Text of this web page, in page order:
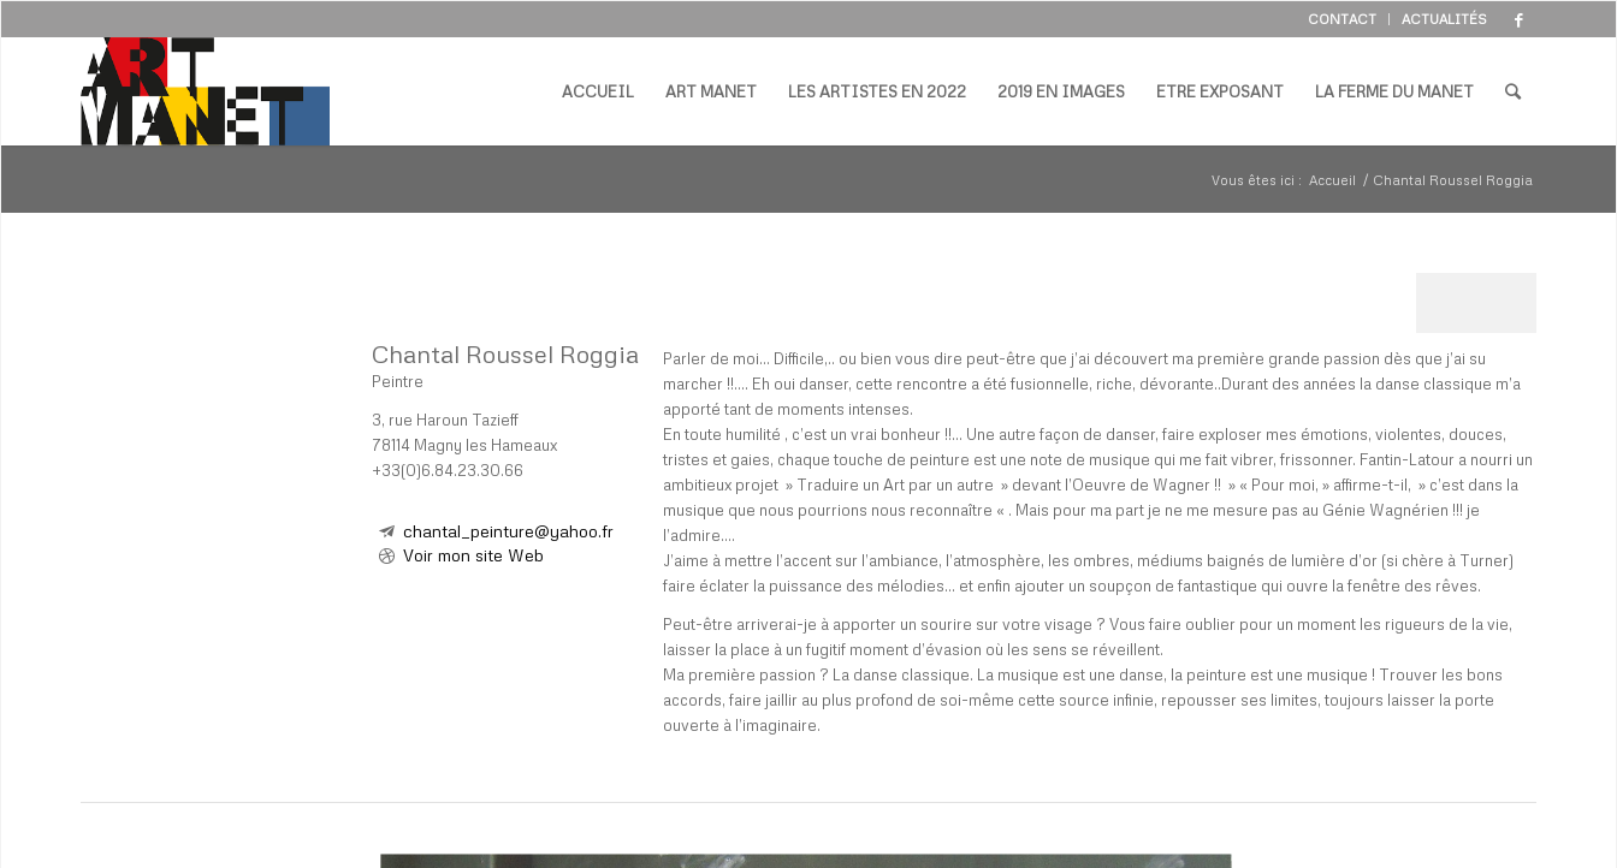
CONTACT ACTUALITÉS
ACCUEIL ART MANET LES ARTISTES EN 2022 2019 EN IMAGES ETRE EXPOSANT LA FERME DU MANET
Vous êtes ici : Accueil / Chantal Roussel Roggia
Chantal Roussel Roggia
Peintre
3, rue Haroun Tazieff
78114 Magny les Hameaux
+33(0)6.84.23.30.66
chantal_peinture@yahoo.fr
Voir mon site Web
Parler de moi… Difficile,.. ou bien vous dire peut-être que j’ai découvert ma première grande passion dès que j’ai su
marcher !!…. Eh oui danser, cette rencontre a été fusionnelle, riche, dévorante..Durant des années la danse classique m’a
apporté tant de moments intenses.
En toute humilité , c’est un vrai bonheur !!… Une autre façon de danser, faire exploser mes émotions, violentes, douces,
tristes et gaies, chaque touche de peinture est une note de musique qui me fait vibrer, frissonner. Fantin-Latour a nourri un
ambitieux projet » Traduire un Art par un autre » devant l’Oeuvre de Wagner !! » « Pour moi, » affirme-t-il, » c’est dans la
musique que nous pourrions nous reconnaître « . Mais pour ma part je ne me mesure pas au Génie Wagnérien !!! je
l’admire….
J’aime à mettre l’accent sur l’ambiance, l’atmosphère, les ombres, médiums baignés de lumière d’or (si chère à Turner)
faire éclater la puissance des mélodies… et enfin ajouter un soupçon de fantastique qui ouvre la fenêtre des rêves.
Peut-être arriverai-je à apporter un sourire sur votre visage ? Vous faire oublier pour un moment les rigueurs de la vie,
laisser la place à un fugitif moment d’évasion où les sens se réveillent.
Ma première passion ? La danse classique. La musique est une danse, la peinture est une musique ! Trouver les bons
accords, faire jaillir au plus profond de soi-même cette source infinie, repousser ses limites, toujours laisser la porte
ouverte à l’imaginaire.